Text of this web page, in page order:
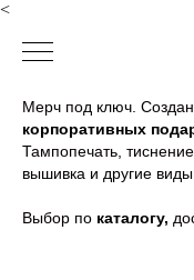
<
Мерч под ключ.
корпоративных
Тампопечать,
вышивка и другие
Выбор по каталогу,